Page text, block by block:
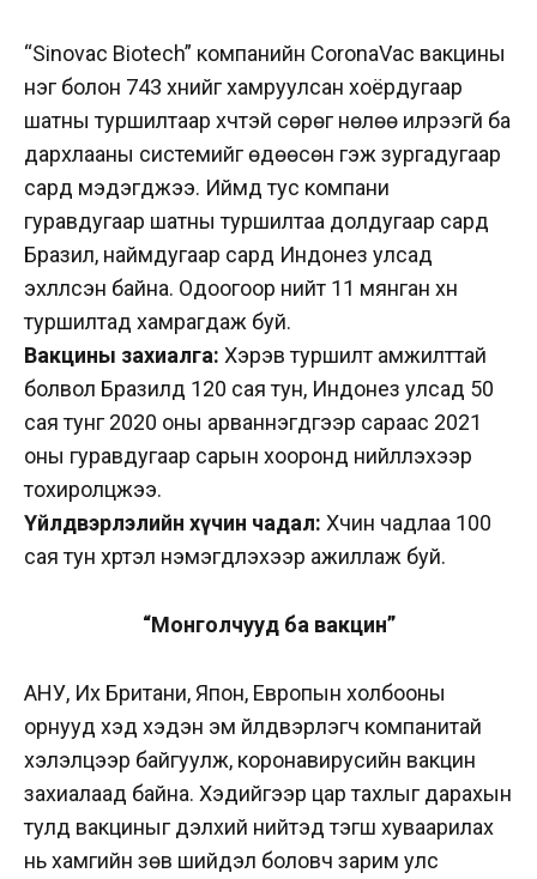
“Sinovac Biotech” компанийн CoronaVac вакцины
нэг болон 743 хүнийг хамруулсан хоёрдугаар
шатны туршилтаар хүчтэй сөрөг нөлөө илрээгүй ба
дархлааны системийг өдөөсөн гэж зургадугаар
сард мэдэгджээ. Иймд тус компани
гуравдугаар шатны туршилтаа долдугаар сард
Бразил, наймдугаар сард Индонез улсад
эхлүүлсэн байна. Одоогоор нийт 11 мянган хүн
туршилтад хамрагдаж буй.
Вакцины захиалга: Хэрэв туршилт амжилттай
болвол Бразилд 120 сая тун, Индонез улсад 50
сая тунг 2020 оны арваннэгдүгээр сараас 2021
оны гуравдугаар сарын хооронд нийлүүлэхээр
тохиролцжээ.
Үйлдвэрлэлийн хүчин чадал: Xүчин чадлаа 100
сая тун хүртэл нэмэгдүүлэхээр ажиллаж буй.
“Монголчууд ба вакцин”
АНУ, Их Британи, Япон, Европын холбооны
орнууд хэд хэдэн эм үйлдвэрлэгч компанитай
хэлэлцээр байгуулж, коронавирусийн вакцин
захиалаад байна. Хэдийгээр цар тахлыг дарахын
тулд вакциныг дэлхий нийтэд тэгш хуваарилах
нь хамгийн зөв шийдэл боловч зарим улс